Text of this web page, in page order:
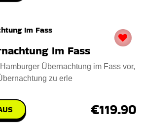
Im Fass
Übernachtung im Fass vor,
zu erle
€119.90